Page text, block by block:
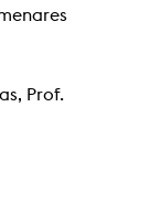
Prof.